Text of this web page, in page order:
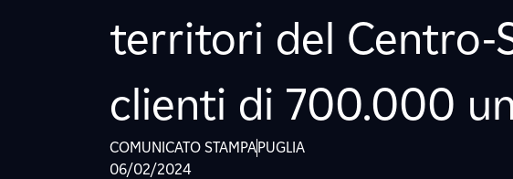
territori del Centro-
clienti di 700.000
COMUNICATO STAMPAPUGLIA
06/02/2024